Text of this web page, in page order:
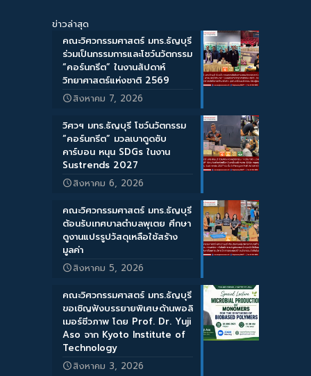
ข่าวล่าสุด
คณะวิศวกรรมศาสตร์ มทร.ธัญบุรี
ร่วมเป็นกรรมการและโชว์นวัตกรรม
“คอร์นกรีต” ในงานสัปดาห์
วิทยาศาสตร์แห่งชาติ 2569
สิงหาคม 7, 2026
วิศวฯ มทร.ธัญบุรี โชว์นวัตกรรม
“คอร์นกรีต” มวลเบาดูดซับ
คาร์บอน หนุน SDGs ในงาน
Sustrends 2027
สิงหาคม 6, 2026
คณะวิศวกรรมศาสตร์ มทร.ธัญบุรี
ต้อนรับเทศบาลตำบลพุเตย ศึกษา
ดูงานแปรรูปวัสดุเหลือใช้สร้าง
มูลค่า
สิงหาคม 5, 2026
คณะวิศวกรรมศาสตร์ มทร.ธัญบุรี
ขอเชิญฟังบรรยายพิเศษด้านพอลิ
เมอร์ชีวภาพ โดย Prof. Dr. Yuji
Aso จาก Kyoto Institute of
Technology
สิงหาคม 3, 2026